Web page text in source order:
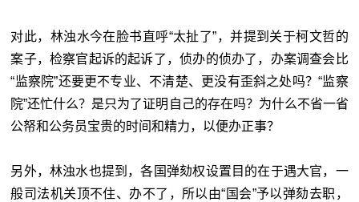
对此，林浊水今在脸书直呼“太扯了”，并提到关于柯文哲的
案子，检察官起诉的起诉了，侦办的侦办了，办案调查会比
“监察院”还要更不专业、不清楚、更没有歪斜之处吗？“监察
院”还忙什么？是只为了证明自己的存在吗？为什么不省一省
公帑和公务员宝贵的时间和精力，以便办正事？
另外，林浊水也提到，各国弹劾权设置目的在于遇大官，一
般司法机关顶不住、办不了，所以由“国会”予以弹劾去职，